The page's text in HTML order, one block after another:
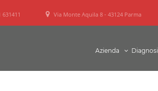
Via Monte Aquila 8 - 43124 Parma
631411
Azienda Diagnosi